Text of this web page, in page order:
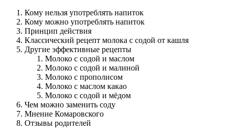
Кому нельзя употреблять напиток
Кому можно употреблять напиток
Принцип действия
Классический рецепт молока с содой от кашля
Другие эффективные рецепты
Молоко с содой и маслом
Молоко с содой и малиной
Молоко с прополисом
Молоко с маслом какао
Молоко с содой и мёдом
Чем можно заменить соду
Мнение Комаровского
Отзывы родителей